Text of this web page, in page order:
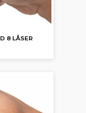
8 LÅSER